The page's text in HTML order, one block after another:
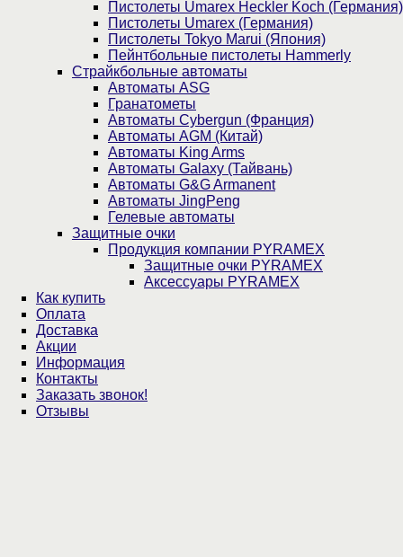
Пистолеты Umarex Heckler Koch (Германия)
Пистолеты Umarex (Германия)
Пистолеты Tokyo Marui (Япония)
Пейнтбольные пистолеты Hammerly
Страйкбольные автоматы
Автоматы ASG
Гранатометы
Автоматы Cybergun (Франция)
Автоматы AGM (Китай)
Автоматы King Arms
Автоматы Galaxy (Тайвань)
Автоматы G&G Armanent
Автоматы JingPeng
Гелевые автоматы
Защитные очки
Продукция компании PYRAMEX
Защитные очки PYRAMEX
Аксессуары PYRAMEX
Как купить
Оплата
Доставка
Акции
Информация
Контакты
Заказать звонок!
Отзывы